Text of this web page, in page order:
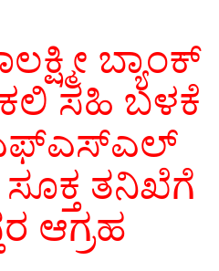
ಬ್ಯಾಂಕ್
ಸಹಿ ಬಳಕೆ
ಎಫ್‌ಎಸ್‌ಎಲ್
ತನಿಖೆಗೆ
ಆಗ್ರಹ